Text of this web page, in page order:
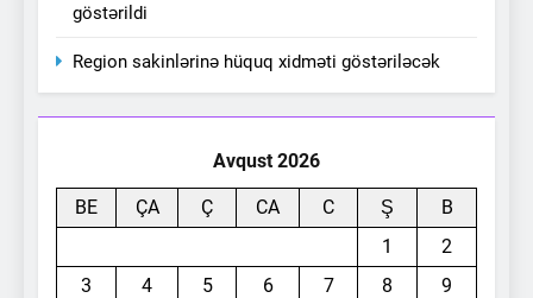
göstərildi
Region sakinlərinə hüquq xidməti göstəriləcək
Avqust 2026
BE ÇA Ç CA C Ş
B
1
2
3
4 5 6 7 8
9